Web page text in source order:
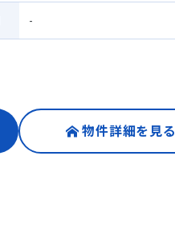
-
物件詳細を見る